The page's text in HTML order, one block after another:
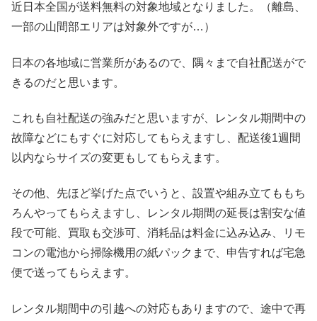
近日本全国が送料無料の対象地域となりました。（離島、
一部の山間部エリアは対象外ですが…）
日本の各地域に営業所があるので、隅々まで自社配送がで
きるのだと思います。
これも自社配送の強みだと思いますが、レンタル期間中の
故障などにもすぐに対応してもらえますし、配送後1週間
以内ならサイズの変更もしてもらえます。
その他、先ほど挙げた点でいうと、設置や組み立てももち
ろんやってもらえますし、レンタル期間の延長は割安な値
段で可能、買取も交渉可、消耗品は料金に込み込み、リモ
コンの電池から掃除機用の紙パックまで、申告すれば宅急
便で送ってもらえます。
レンタル期間中の引越への対応もありますので、途中で再